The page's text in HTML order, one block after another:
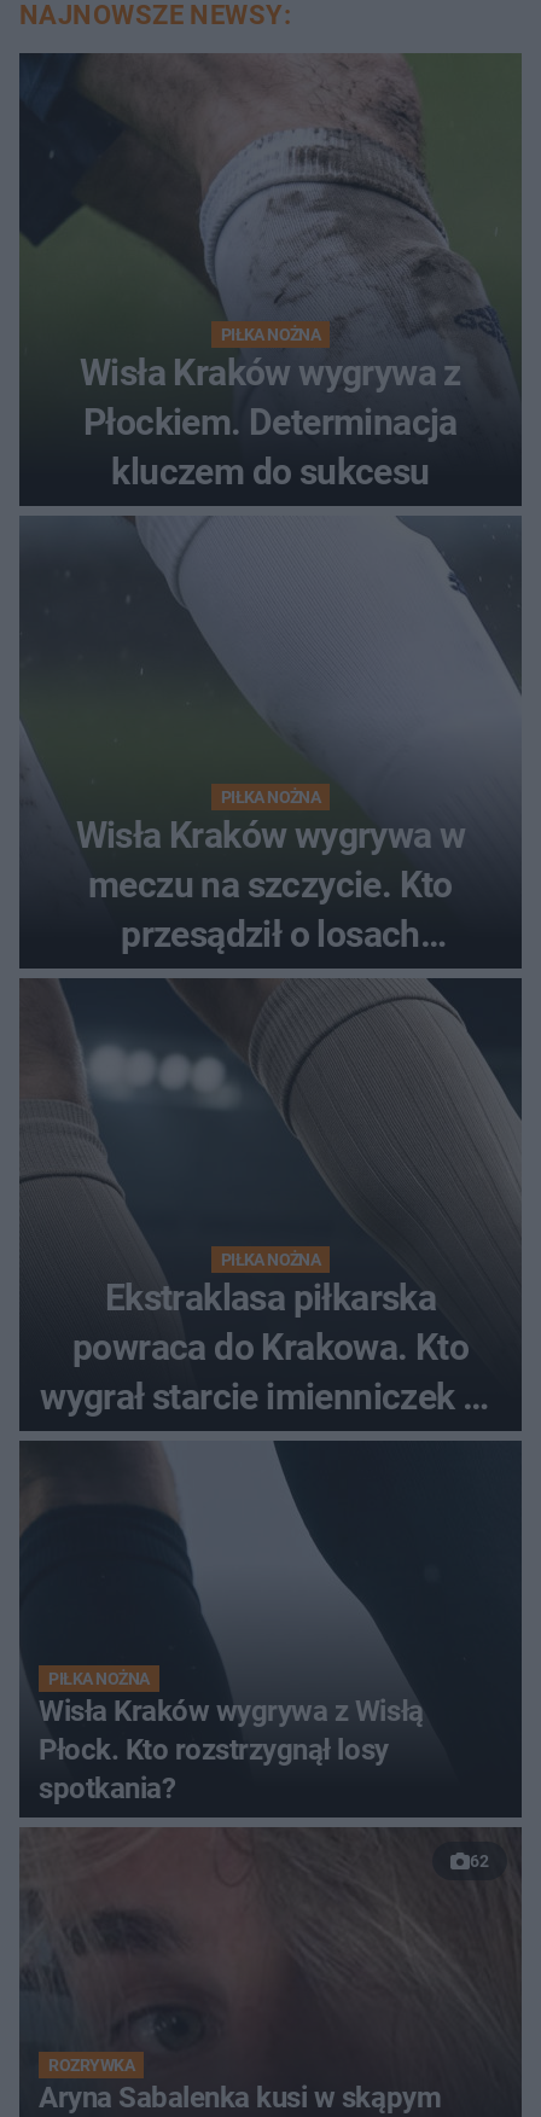
NAJNOWSZE NEWSY:
PIŁKA NOŻNA
Wisła Kraków wygrywa z
Płockiem. Determinacja
kluczem do sukcesu
PIŁKA NOŻNA
Wisła Kraków wygrywa w
meczu na szczycie. Kto
przesądził o losach
spotkania?
PIŁKA NOŻNA
Ekstraklasa piłkarska
powraca do Krakowa. Kto
wygrał starcie imienniczek na
pełnym stadionie
PIŁKA NOŻNA
Wisła Kraków wygrywa z Wisłą
Płock. Kto rozstrzygnął losy
spotkania?
62
ROZRYWKA
Aryna Sabalenka kusi w skąpym